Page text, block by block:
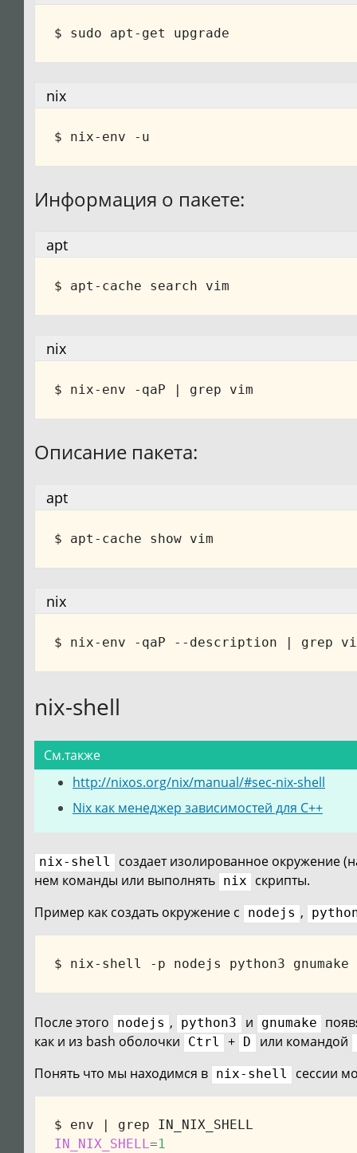
nix
Информация о пакете:
apt
nix
$ nix-env -qaP |
Описание пакета:
apt
nix
$ nix-env -qaP --description
nix-shell
См.также
http://nixos.org/nix/manual/#sec-nix-shell
Nix как менеджер зависимостей для C++
nix-shell
создает изолированное окружение
нем команды или выполнять nix
скрипты.
Пример как создать окружение с
nodejs ,
После этого nodejs , python3 и gnumake
как и из bash оболочки
Ctrl + D или командой
Понять что мы находимся в nix-shell сессии
$ env
IN_NIX_SHELL=1